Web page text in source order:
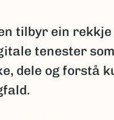
tilbyr ein rekkje
tenester
dele og forstå